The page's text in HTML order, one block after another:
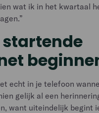
wat ik in het kwartaal
echt in je telefoon
gelijk al een
want uiteindelijk begint